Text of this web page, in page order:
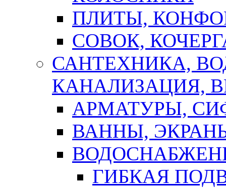
ПЛИТЫ,
СОВОК,
САНТЕХНИКА,
КАНАЛИЗАЦИЯ,
АРМАТУРЫ,
ВАННЫ,
ГИБКАЯ